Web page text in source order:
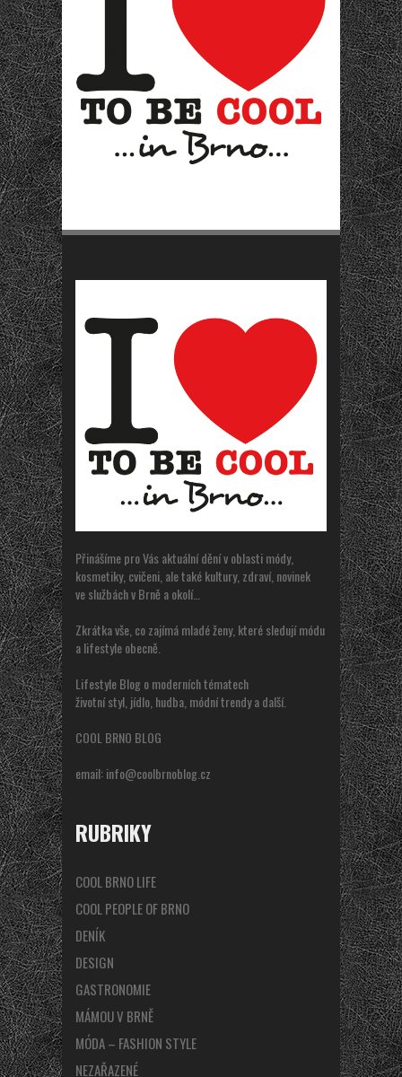
Přinášíme pro Vás aktuální dění v oblasti módy,
kosmetiky, cvičeni, ale také kultury, zdraví, novinek
ve službách v Brně a okolí…
Zkrátka vše, co zajímá mladé ženy, které sledují módu
a lifestyle obecně.
Lifestyle Blog o moderních tématech
životní styl, jídlo, hudba, módní trendy a další.
COOL BRNO BLOG
email:info@coolbrnoblog.cz
RUBRIKY
COOL BRNO LIFE
COOL PEOPLE OF BRNO
DENÍK
DESIGN
GASTRONOMIE
MÁMOU V BRNĚ
MÓDA – FASHION STYLE
NEZAŘAZENÉ